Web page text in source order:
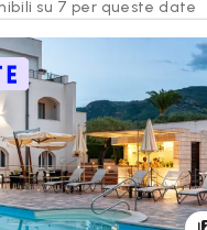
su 7 per queste date